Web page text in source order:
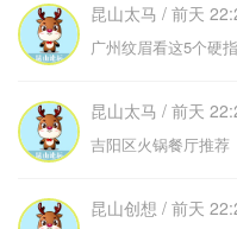
昆山太马 / 前天
广州纹眉看这5个硬
昆山太马 / 前天
吉阳区火锅餐厅推荐
昆山创想 / 前天